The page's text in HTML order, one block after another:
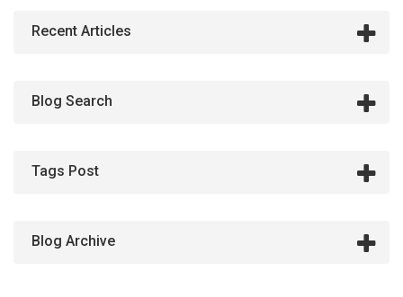
Recent Articles
Blog Search
Tags Post
Blog Archive